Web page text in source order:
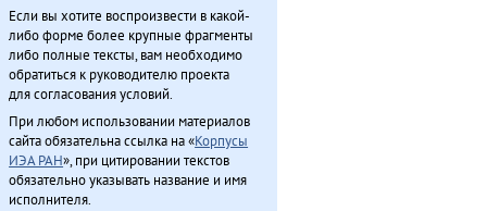
Если вы хотите воспроизвести в какой-
либо форме более крупные фрагменты
либо полные тексты, вам необходимо
обратиться к руководителю проекта
для согласования условий.
При любом использовании материалов
сайта обязательна ссылка на «Корпусы
ИЭА РАН», при цитировании текстов
обязательно указывать название и имя
исполнителя.